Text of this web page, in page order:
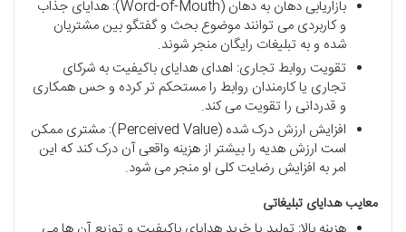
بازاریابی دهان به دهان (Word-of-Mouth): هدایای جذاب
و کاربردی می توانند موضوع بحث و گفتگو بین مشتریان
شده و به تبلیغات رایگان منجر شوند.
تقویت روابط تجاری: اهدای هدایای باکیفیت به شرکای
تجاری یا کارمندان روابط را مستحکم تر کرده و حس همکاری
و قدردانی را تقویت می کند.
افزایش ارزش درک شده (Perceived Value): مشتری ممکن
است ارزش هدیه را بیشتر از هزینه واقعی آن درک کند که این
امر به افزایش رضایت کلی او منجر می شود.
معایب هدایای تبلیغاتی